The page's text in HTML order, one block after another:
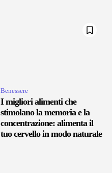
Benessere
I migliori alimenti che
stimolano la memoria e la
concentrazione: alimenta il
tuo cervello in modo naturale